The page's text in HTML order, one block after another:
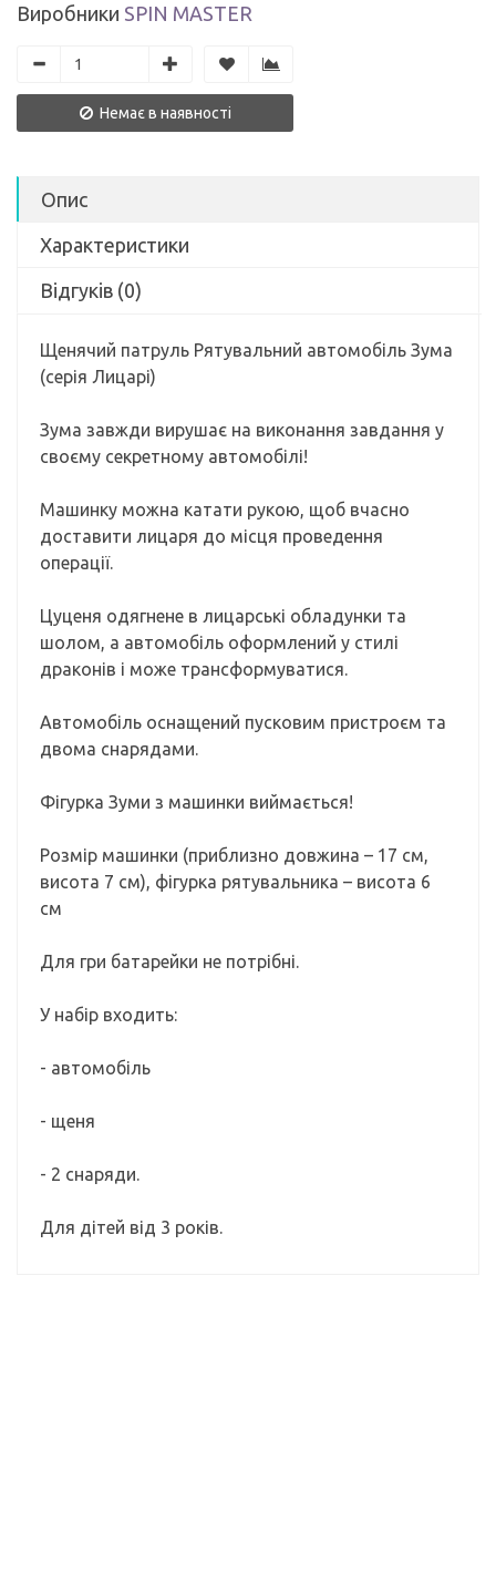
Виробники SPIN MASTER
Немає в наявності
Опис
Характеристики
Відгуків (0)
Щенячий патруль Рятувальний автомобіль Зума
(серія Лицарі)
Зума завжди вирушає на виконання завдання у
своєму секретному автомобілі!
Машинку можна катати рукою, щоб вчасно
доставити лицаря до місця проведення
операції.
Цуценя одягнене в лицарські обладунки та
шолом, а автомобіль оформлений у стилі
драконів і може трансформуватися.
Автомобіль оснащений пусковим пристроєм та
двома снарядами.
Фігурка Зуми з машинки виймається!
Розмір машинки (приблизно довжина – 17 см,
висота 7 см), фігурка рятувальника – висота 6
см
Для гри батарейки не потрібні.
У набір входить:
- автомобіль
- щеня
- 2 снаряди.
Для дітей від 3 років.